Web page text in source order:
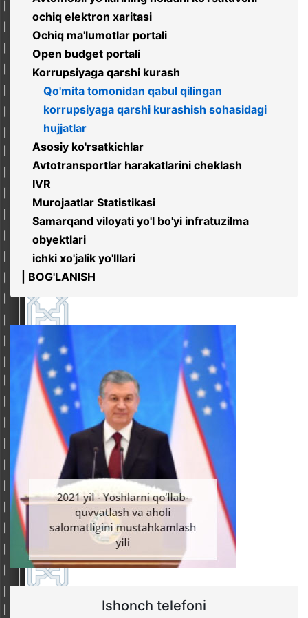
ochiq elektron xaritasi
Ochiq ma'lumotlar portali
Open budget portali
Korrupsiyaga qarshi kurash
Qo'mita tomonidan qabul qilingan
korrupsiyaga qarshi kurashish sohasidagi
hujjatlar
Asosiy ko'rsatkichlar
Avtotransportlar harakatlarini cheklash
IVR
Murojaatlar Statistikasi
Samarqand viloyati yo'l bo'yi infratuzilma
obyektlari
ichki xo'jalik yo'lllari
| BOG'LANISH
Ishonch telefoni